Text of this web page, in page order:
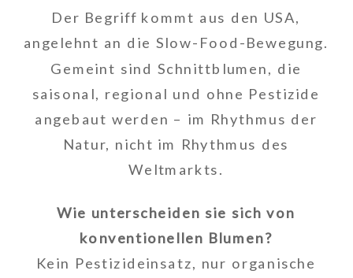
Der Begriff kommt aus den USA,
angelehnt an die Slow-Food-Bewegung.
Gemeint sind Schnittblumen, die
saisonal, regional und ohne Pestizide
angebaut werden – im Rhythmus der
Natur, nicht im Rhythmus des
Weltmarkts.
Wie unterscheiden sie sich von
konventionellen Blumen?
Kein Pestizideinsatz, nur organische